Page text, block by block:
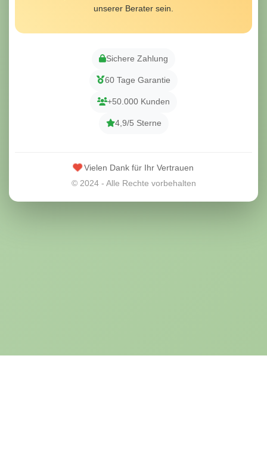
unserer Berater sein.
Sichere Zahlung
60 Tage Garantie
+50.000 Kunden
4,9/5 Sterne
Vielen Dank für Ihr Vertrauen
© 2024 - Alle Rechte vorbehalten